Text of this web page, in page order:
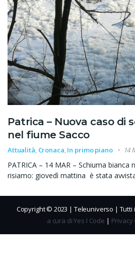
Patrica – Nuova caso di
nel fiume Sacco
Attualità, Cronaca,In primo piano 14
PATRICA – 14 MAR – Schiuma bianca
risiamo: giovedì mattina è stata
Copyright © 2023 | Teleuniverso | Tutti
a cura di Yes I Code | Privacy